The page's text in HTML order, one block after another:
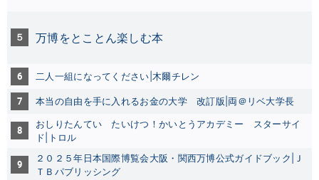
５ 万博をとことん楽しむ本
6 二人一組になってください|木爾チレン
7 本当の自由を手に入れるお金の大学 改訂版|両＠リベ大学長
8
おしりたんてい たいけつ！かいとうアカデミー スターサイ
ド |トロル
9
２０２５年日本国際博覧会大阪・関西万博公式ガイドブック|Ｊ
ＴＢパブリッシング